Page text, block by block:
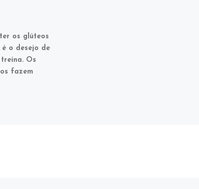
os glúteos
o desejo de
Os
fazem